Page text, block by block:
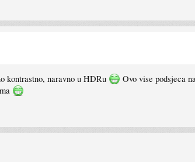
kontrastno, naravno u HDRu Ovo vise podsjeca